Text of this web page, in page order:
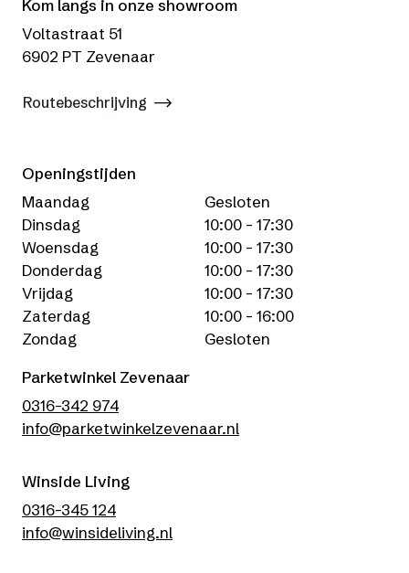
Kom langs in onze showroom
Voltastraat 51
6902 PT Zevenaar
Routebeschrijving
Openingstijden
Maandag
Gesloten
Dinsdag
10:00 - 17:30
Woensdag
10:00 - 17:30
Donderdag
10:00 - 17:30
Vrijdag
10:00 - 17:30
Zaterdag
10:00 - 16:00
Zondag
Gesloten
Parketwinkel Zevenaar
0316-342 974
info@parketwinkelzevenaar.nl
Winside Living
0316-345 124
info@winsideliving.nl